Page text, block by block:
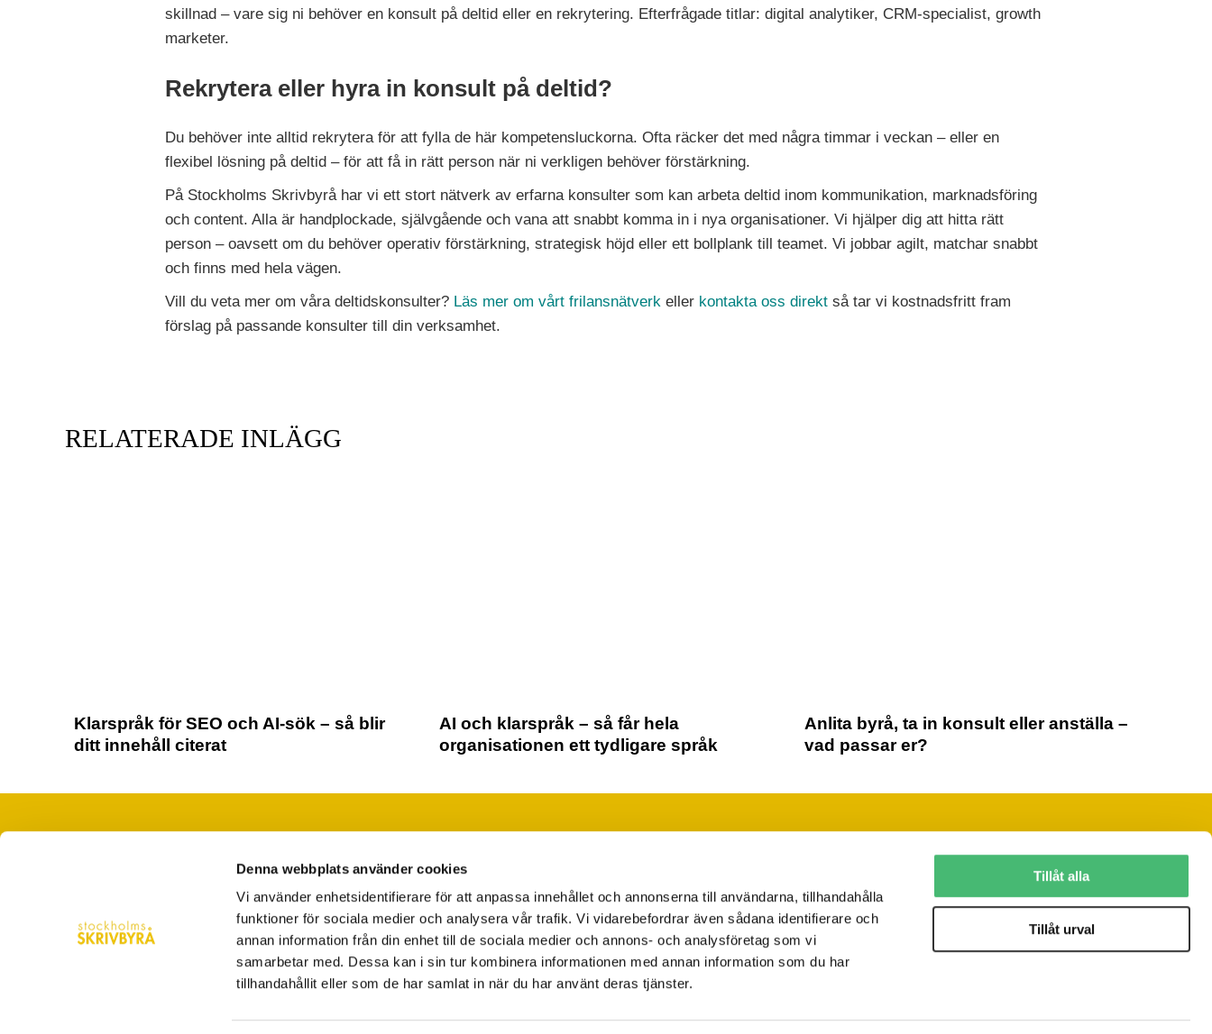
Denna webbplats använder cookies
Vi använder enhetsidentifierare för att anpassa innehållet och annonserna till användarna, tillhandahålla
funktioner för sociala medier och analysera vår trafik. Vi vidarebefordrar även sådana identifierare och
annan information från din enhet till de sociala medier och annons- och analysföretag som vi
samarbetar med. Dessa kan i sin tur kombinera informationen med annan information som du har
tillhandahållit eller som de har samlat in när du har använt deras tjänster.
Tillåt alla
Tillåt urval
skillnad – vare sig ni behöver en konsult på deltid eller en rekrytering. Efterfrågade titlar: digital analytiker, CRM-specialist, growth
marketer.
Rekrytera eller hyra in konsult på deltid?
Du behöver inte alltid rekrytera för att fylla de här kompetensluckorna. Ofta räcker det med några timmar i veckan – eller en
flexibel lösning på deltid – för att få in rätt person när ni verkligen behöver förstärkning.
På Stockholms Skrivbyrå har vi ett stort nätverk av erfarna konsulter som kan arbeta deltid inom kommunikation, marknadsföring
och content. Alla är handplockade, självgående och vana att snabbt komma in i nya organisationer. Vi hjälper dig att hitta rätt
person – oavsett om du behöver operativ förstärkning, strategisk höjd eller ett bollplank till teamet. Vi jobbar agilt, matchar snabbt
och finns med hela vägen.
Vill du veta mer om våra deltidskonsulter? Läs mer om vårt frilansnätverk eller kontakta oss direkt så tar vi kostnadsfritt fram
förslag på passande konsulter till din verksamhet.
RELATERADE INLÄGG
Klarspråk för SEO och AI-sök – så blir
ditt innehåll citerat
AI och klarspråk – så får hela
organisationen ett tydligare språk
Anlita byrå, ta in konsult eller anställa –
vad passar er?
hej@stockholmsskrivbyra.se
Västerlånggatan 28 Stockholm
Följ oss på sociala medier
Vill du ha vårt nyhetsbrev?
JA, TACK!